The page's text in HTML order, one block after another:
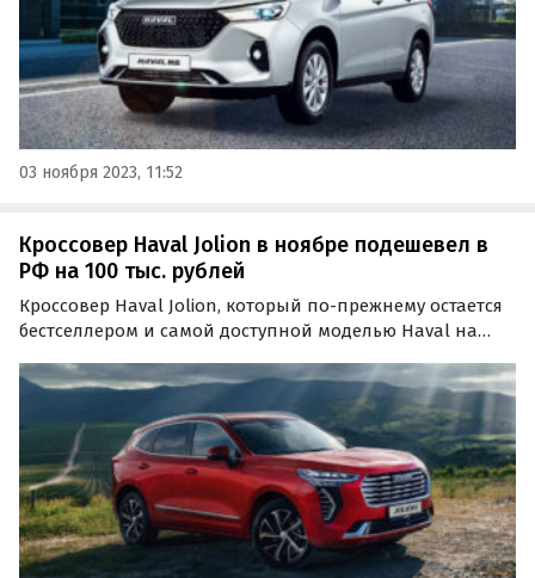
03 ноября 2023, 11:52
Кроссовер Haval Jolion в ноябре подешевел в
РФ на 100 тыс. рублей
Кроссовер Haval Jolion, который по-прежнему остается
бестселлером и самой доступной моделью Haval на
ноября он начал продаваться с прямой выгодой в 100
тысяч рублей, сообщает портал «Автоновости дня».